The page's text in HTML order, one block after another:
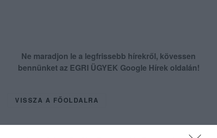
Ne maradjon le a legfrissebb hírekről, kövessen
bennünket az EGRI ÜGYEK Google Hírek oldalán!
VISSZA A FŐOLDALRA